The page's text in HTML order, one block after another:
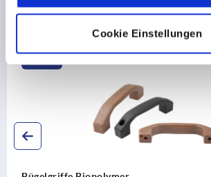
Cookie Einstellungen
Andere Kunden kauften auch